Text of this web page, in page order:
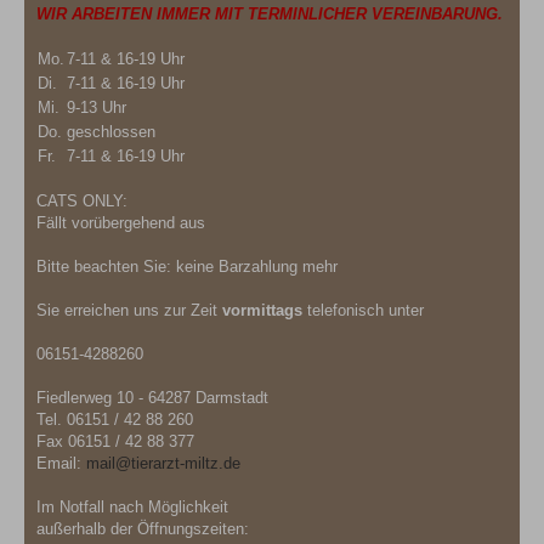
WIR ARBEITEN IMMER MIT TERMINLICHER VEREINBARUNG.
Mo. 7-11 & 16-19 Uhr
Di.
7-11 & 16-19 Uhr
Mi. 9-13 Uhr
Do. geschlossen
Fr.
7-11 & 16-19 Uhr
CATS ONLY:
Fällt vorübergehend aus
Bitte beachten Sie: keine Barzahlung mehr
Sie erreichen uns zur Zeit vormittags telefonisch unter
06151-4288260
Fiedlerweg 10 - 64287 Darmstadt
Tel. 06151 / 42 88 260
Fax 06151 / 42 88 377
Email: mail@tierarzt-miltz.de
Im Notfall nach Möglichkeit
außerhalb der Öffnungszeiten: